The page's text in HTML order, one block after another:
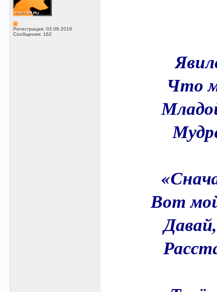
Регистрация: 03.09.2016
Сообщения: 162
Что
Вот